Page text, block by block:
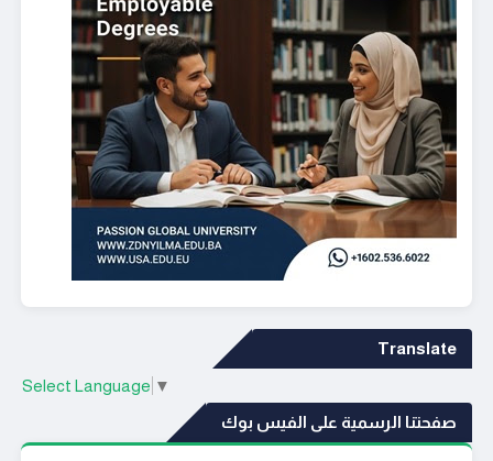
Translate
Select Language ▼
صفحتنا الرسمية على الفيس بوك